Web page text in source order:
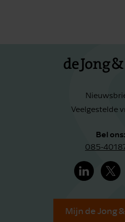
Veelgestelde
Bel ons:
085-
Mijn de Jong